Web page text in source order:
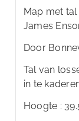
Map met
James
Door
Tal van
in te
Hoogte :